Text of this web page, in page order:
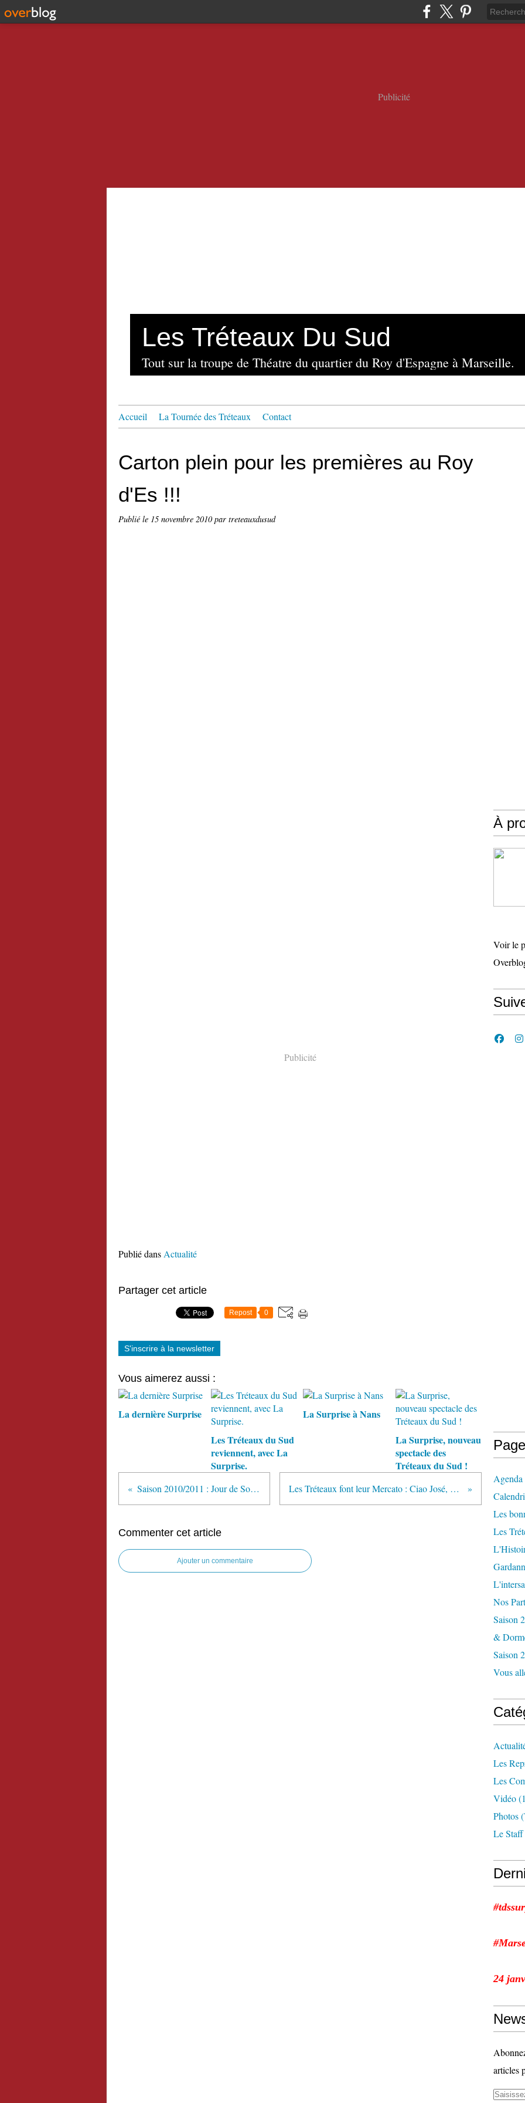
Publicité
Les Tréteaux Du Sud
Tout sur la troupe de Théatre du quartier du Roy d'Espagne à Marseille.
Accueil La Tournée des Tréteaux Contact
Carton plein pour les premières au Roy
d'Es !!!
Publié le 15 novembre 2010par treteauxdusud
Publicité
Publié dans Actualité
Partager cet article
Repost 0
S'inscrire à la newsletter
Vous aimerez aussi :
La dernière Surprise
Les Tréteaux du Sud
reviennent, avec La
Surprise.
La Surprise à Nans
La Surprise, nouveau
spectacle des
Tréteaux du Sud !
Saison 2010/2011 : Jour de Soldes, de Gérard Darier Les Tréteaux font leur Mercato : Ciao José, salut Alonzo, chef des Décors
Commenter cet article
Ajouter un commentaire
À
Voir le
Agenda
Les
Les
Nos
Saison
&
Saison
Vous
Les
Les
Vidéo
Photos
Le Staff
24
articles